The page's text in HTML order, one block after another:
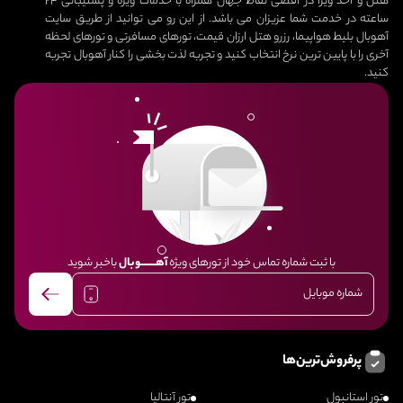
ساعته در خدمت شما عزیزان می باشد. از این رو می توانید از طریق سایت
آهوبال بلیط هواپیما، رزرو هتل ارزان قیمت، تورهای مسافرتی و تورهای لحظه
آخری را با پایین ترین نرخ انتخاب کنید و تجربه لذت بخشی را کنار آهوبال تجربه
کنید.
با ثبت شماره تماس خود از تورهای ویژهآهــــــــوبالباخبر شوید
پرفروش‌ترین‌ها
تور استانبول تور آنتالیا